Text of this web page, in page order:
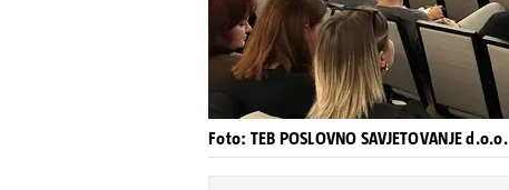
Foto: TEB POSLOVNO SAVJETOVANJE d.o.o.